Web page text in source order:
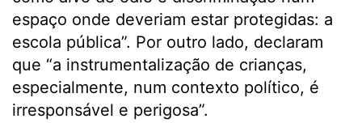
espaço onde deveriam estar protegidas: a
escola pública”. Por outro lado, declaram
que “a instrumentalização de crianças,
especialmente, num contexto político, é
irresponsável e perigosa”.